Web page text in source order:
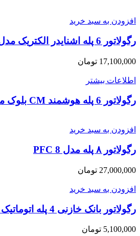
افزودن به سبد خرید
رگولاتور 6 پله اشنایدر الکتریک مدل VPL06N
17,100,000 تومان
اطلاعات بیشتر
رگولاتور 6 پله هوشمند CM بلوک مدل BLR-CM06
افزودن به سبد خرید
رگولاتور ۸ پله مدل PFC 8
27,000,000 تومان
افزودن به سبد خرید
رگولاتور بانک خازنی 4 پله اتوماتیک سیرکیوتور,COMPUTER MAX04
5,100,000 تومان